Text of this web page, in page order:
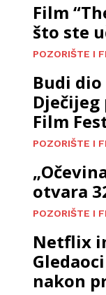
Film
što ste
POZORIŠTE I
Budi
Dječijeg
Film
POZORIŠTE I
otvara
POZORIŠTE I
Netflix
nakon